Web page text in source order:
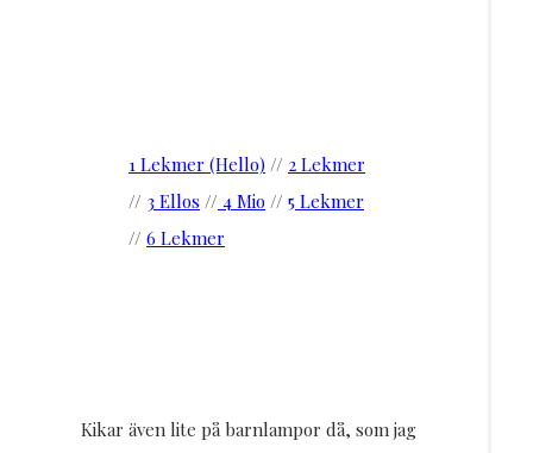
1 Lekmer (Hello) // 2 Lekmer
// 3 Ellos // 4 Mio // 5 Lekmer
// 6 Lekmer
Kikar även lite på barnlampor då, som jag